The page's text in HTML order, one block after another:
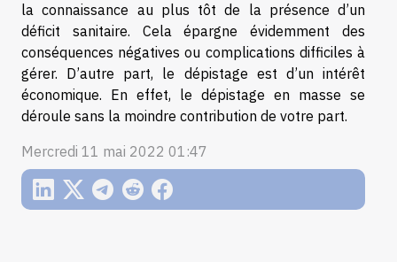
la connaissance au plus tôt de la présence d’un
déficit sanitaire. Cela épargne évidemment des
conséquences négatives ou complications difficiles à
gérer. D’autre part, le dépistage est d’un intérêt
économique. En effet, le dépistage en masse se
déroule sans la moindre contribution de votre part.
Mercredi 11 mai 2022 01:47